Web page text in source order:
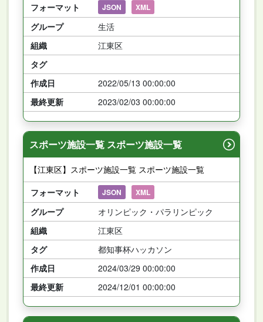
フォーマット
JSON XML
グループ
生活
組織
江東区
タグ
作成日
2022/05/13 00:00:00
最終更新
2023/02/03 00:00:00
スポーツ施設一覧 スポーツ施設一覧
【江東区】スポーツ施設一覧 スポーツ施設一覧
フォーマット
JSON XML
グループ
オリンピック・パラリンピック
組織
江東区
タグ
都知事杯ハッカソン
作成日
2024/03/29 00:00:00
最終更新
2024/12/01 00:00:00